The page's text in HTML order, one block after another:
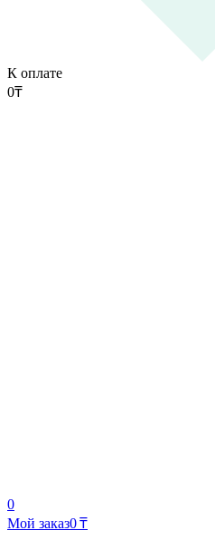
К оплате
0₸
0
Мой заказ0 ₸